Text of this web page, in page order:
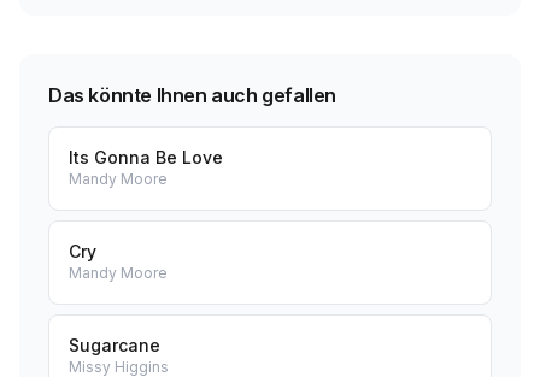
Das könnte Ihnen auch gefallen
Its Gonna Be Love
Mandy Moore
Cry
Mandy Moore
Sugarcane
Missy Higgins